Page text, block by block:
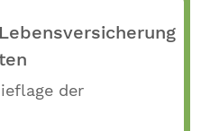
der